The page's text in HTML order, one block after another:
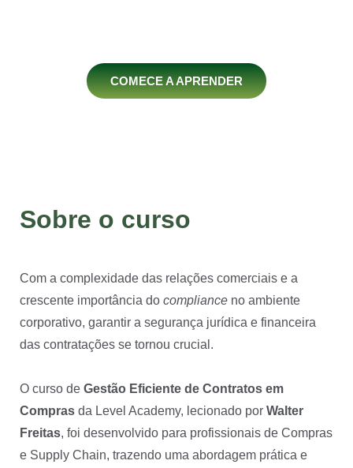
COMECE A APRENDER
Sobre o curso
Com a complexidade das relações comerciais e a
crescente importância do compliance no ambiente
corporativo, garantir a segurança jurídica e financeira
das contratações se tornou crucial.
O curso de Gestão Eficiente de Contratos em
Compras da Level Academy, lecionado por Walter
Freitas, foi desenvolvido para profissionais de Compras
e Supply Chain, trazendo uma abordagem prática e